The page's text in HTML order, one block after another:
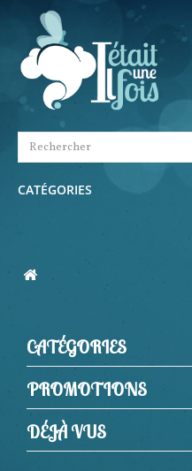
CATÉGORIES
CATÉGORIES
PROMOTIONS
DÉJÀ VUS